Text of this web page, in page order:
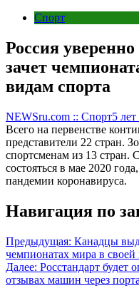
Спорт
Россия
зачет
видам спорта
NEWSru.com :: Спорт5 лет
Всего на первенстве
представители 22 стран.
спортсменам из 13
состояться в мае 2020
пандемии коронавируса.
Навигация по
Предыдущая: Канадцы
чемпионатах мира в своей
Далее: Росстандарт будет
отзывах машин через